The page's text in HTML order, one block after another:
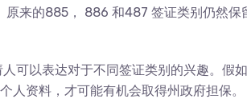
原来的885， 886 和487 签证类别仍然保
可以表达对于不同签证类别的兴趣。假
人资料，才可能有机会取得州政府担保。